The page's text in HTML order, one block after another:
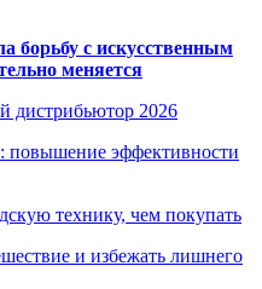
борьбу с искусственным
меняется
дистрибьютор 2026
повышение эффективности
технику, чем покупать
и избежать лишнего